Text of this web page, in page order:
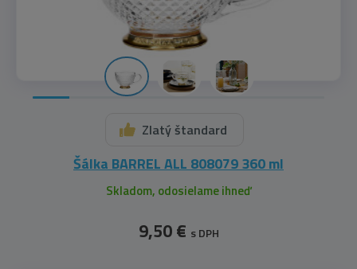
Zlatý štandard
Šálka BARREL ALL 808079 360 ml
Skladom, odosielame ihneď
9,50 € s DPH